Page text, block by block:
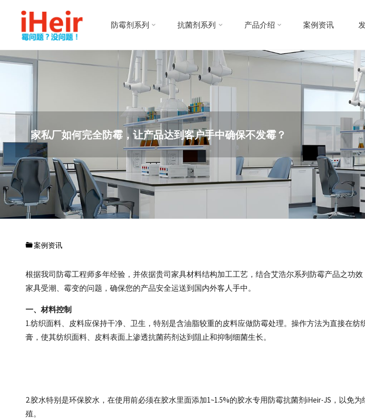
内
容。
|
抗
燥
|
防
霉
片
IHEIR
防霉剂系列 抗菌剂系列 产品介绍 案例资讯
家私厂如何完全防霉，让产品达到客户手中确保不发霉？
案例资讯
根据我司防霉工程师多年经验，并依据贵司家具材料结构加工工艺，结合艾浩尔系列防霉产品之功
家具受潮、霉变的问题，确保您的产品安全运送到国内外客人手中。
一、材料控制
1.纺织面料、皮料应保持干净、卫生，特别是含油脂较重的皮料应做防霉处理。操作方法为直接在纺
膏，使其纺织面料、皮料表面上渗透抗菌药剂达到阻止和抑制细菌生长。
2.胶水特别是环保胶水，在使用前必须在胶水里面添加1~1.5%的胶水专用防霉抗菌剂iHeir-JS，以免
殖。